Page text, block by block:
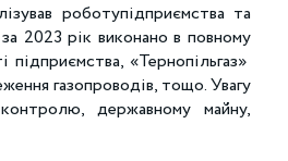
роботупідприємства та
2023 рік виконано в повному
підприємства, «Тернопільгаз»
газопроводів, тощо. Увагу
державному майну,